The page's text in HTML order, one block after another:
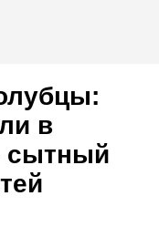
в
сытный